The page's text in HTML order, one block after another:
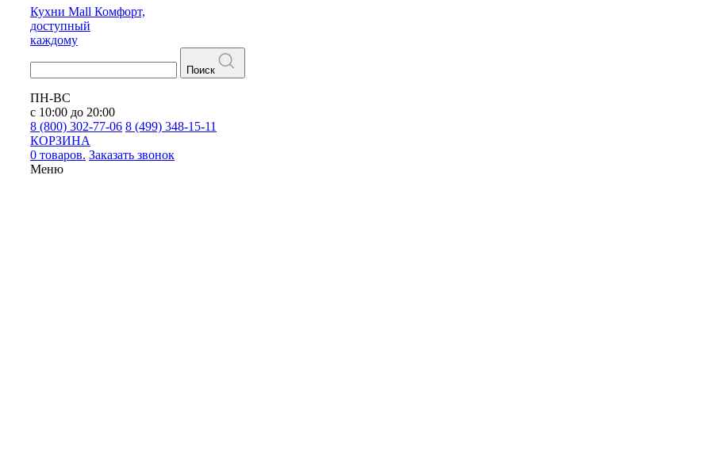
Кухни Mall Комфорт,
доступный
каждому
Поиск
ПН-ВС
с 10:00 до 20:00
8 (800) 302-77-06 8 (499) 348-15-11
КОРЗИНА
0 товаров. Заказать звонок
Меню